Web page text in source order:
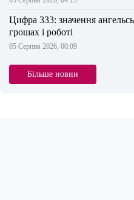
Цифра 333: значення
грошах і роботі
05 Серпня 2026, 00:09
Більше новин